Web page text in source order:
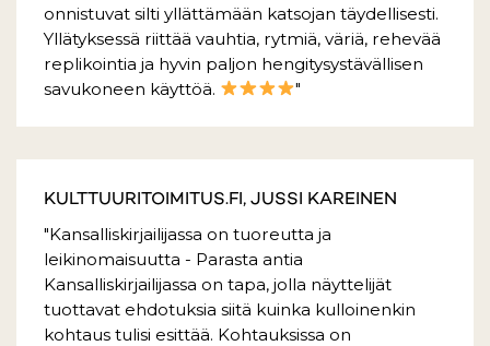
onnistuvat silti yllättämään katsojan täydellisesti.
Yllätyksessä riittää vauhtia, rytmiä, väriä, rehevää
replikointia ja hyvin paljon hengitysystävällisen
savukoneen käyttöä.
"
KULTTUURITOIMITUS.FI, JUSSI KAREINEN
"Kansalliskirjailijassa on tuoreutta ja
leikinomaisuutta - Parasta antia
Kansalliskirjailijassa on tapa, jolla näyttelijät
tuottavat ehdotuksia siitä kuinka kulloinenkin
kohtaus tulisi esittää. Kohtauksissa on